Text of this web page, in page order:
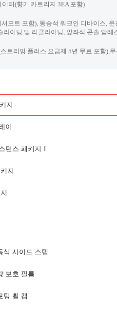
터(향기 카트리지 3EA 포함)
포트 포함), 동승석 워크인 디바이스,
이딩 및 리클라이닝, 앞좌석 콘솔 암
트리밍 플러스 요금제 5년 무료 포함),
지
이
턴스 패키지Ⅰ
지
식 사이드 스텝
보호 필름
팅 휠 캡